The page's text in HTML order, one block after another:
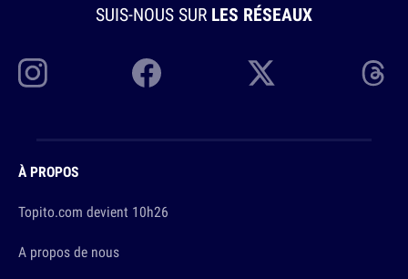
SUIS-NOUS SUR LES RÉSEAUX
À PROPOS
Topito.com devient 10h26
A propos de nous